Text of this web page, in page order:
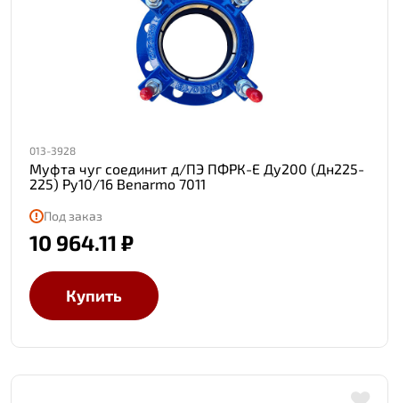
013-3928
Муфта чуг соединит д/ПЭ ПФРК-Е Ду200 (Дн225-
225) Ру10/16 Benarmo 7011
Под заказ
10 964.11 ₽
Купить